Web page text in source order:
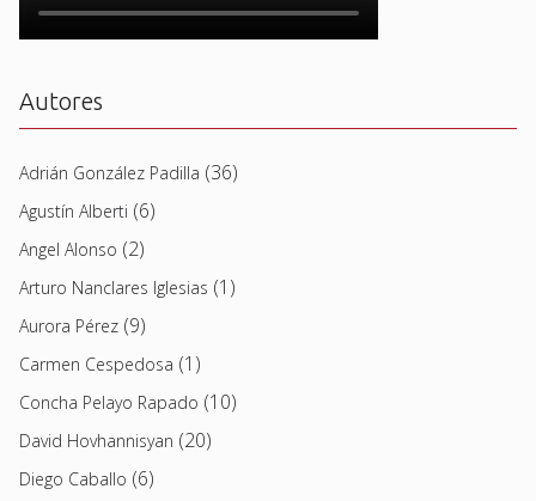
Autores
Adrián González Padilla (36)
Agustín Alberti (6)
Angel Alonso (2)
Arturo Nanclares Iglesias (1)
Aurora Pérez (9)
Carmen Cespedosa (1)
Concha Pelayo Rapado (10)
David Hovhannisyan (20)
Diego Caballo (6)